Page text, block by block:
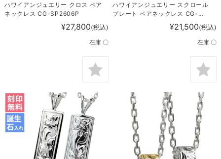
ハワイアンジュエリー クロス ペア
ネックレス CG-SP2606P
¥27,800(税込)
在庫 〇
ハワイアンジュエリー スクロール
プレート ペアネックレス CG-
¥21,500(税込)
在庫 〇